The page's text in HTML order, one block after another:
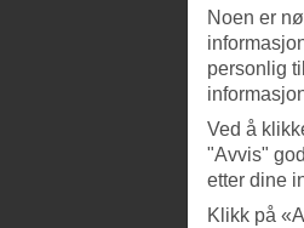
Noen er
personlig
Ved å
"Avvis"
etter dine
Klikk på